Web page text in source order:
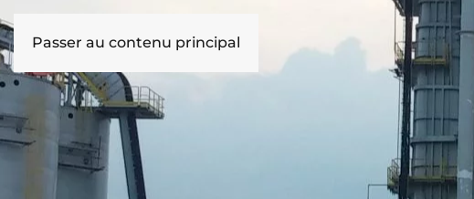
Passer au contenu principal